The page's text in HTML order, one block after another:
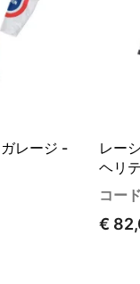
レージ -
レー
ヘリ
コー
€